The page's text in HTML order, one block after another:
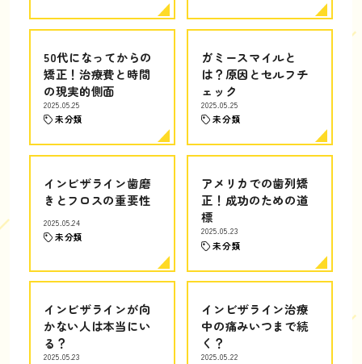
50代になってからの
矯正！治療費と時間
の現実的側面
2025.05.25
未分類
ガミースマイルと
は？原因とセルフチ
ェック
2025.05.25
未分類
インビザライン歯磨
きとフロスの重要性
2025.05.24
未分類
アメリカでの歯列矯
正！成功のための道
標
2025.05.23
未分類
インビザラインが向
かない人は本当にい
る？
2025.05.23
インビザライン治療
中の痛みいつまで続
く？
2025.05.22